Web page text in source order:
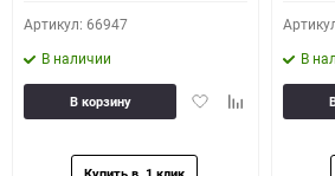
Артикул: 66947
В наличии
ДобавитьДобавить
В корзину
В